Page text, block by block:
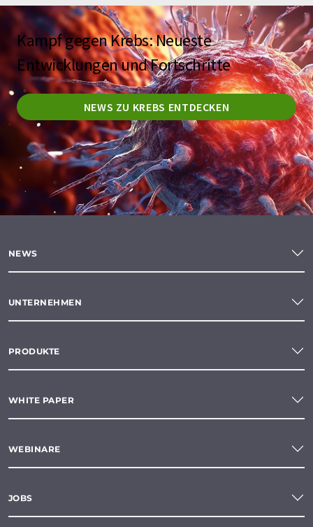
Kampf gegen Krebs: Neueste
Entwicklungen und Fortschritte
NEWS ZU KREBS ENTDECKEN
NEWS
UNTERNEHMEN
PRODUKTE
WHITE PAPER
WEBINARE
JOBS